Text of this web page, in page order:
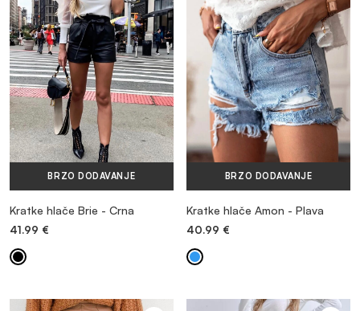
BRZO DODAVANJE
Kratke hlače Brie - Crna
41.99 €
BRZO DODAVANJE
Kratke hlače Amon - Plava
40.99 €